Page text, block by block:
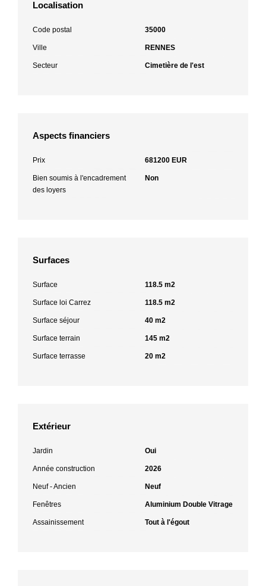
Localisation
Code postal 35000
Ville RENNES
Secteur Cimetière de l'est
Aspects financiers
Prix 681200 EUR
Bien soumis à l'encadrement
des loyers
Non
Surfaces
Surface 118.5 m2
Surface loi Carrez 118.5 m2
Surface séjour 40 m2
Surface terrain 145 m2
Surface terrasse 20 m2
Extérieur
Jardin Oui
Année construction 2026
Neuf - Ancien Neuf
Fenêtres Aluminium Double Vitrage
Assainissement Tout à l'égout